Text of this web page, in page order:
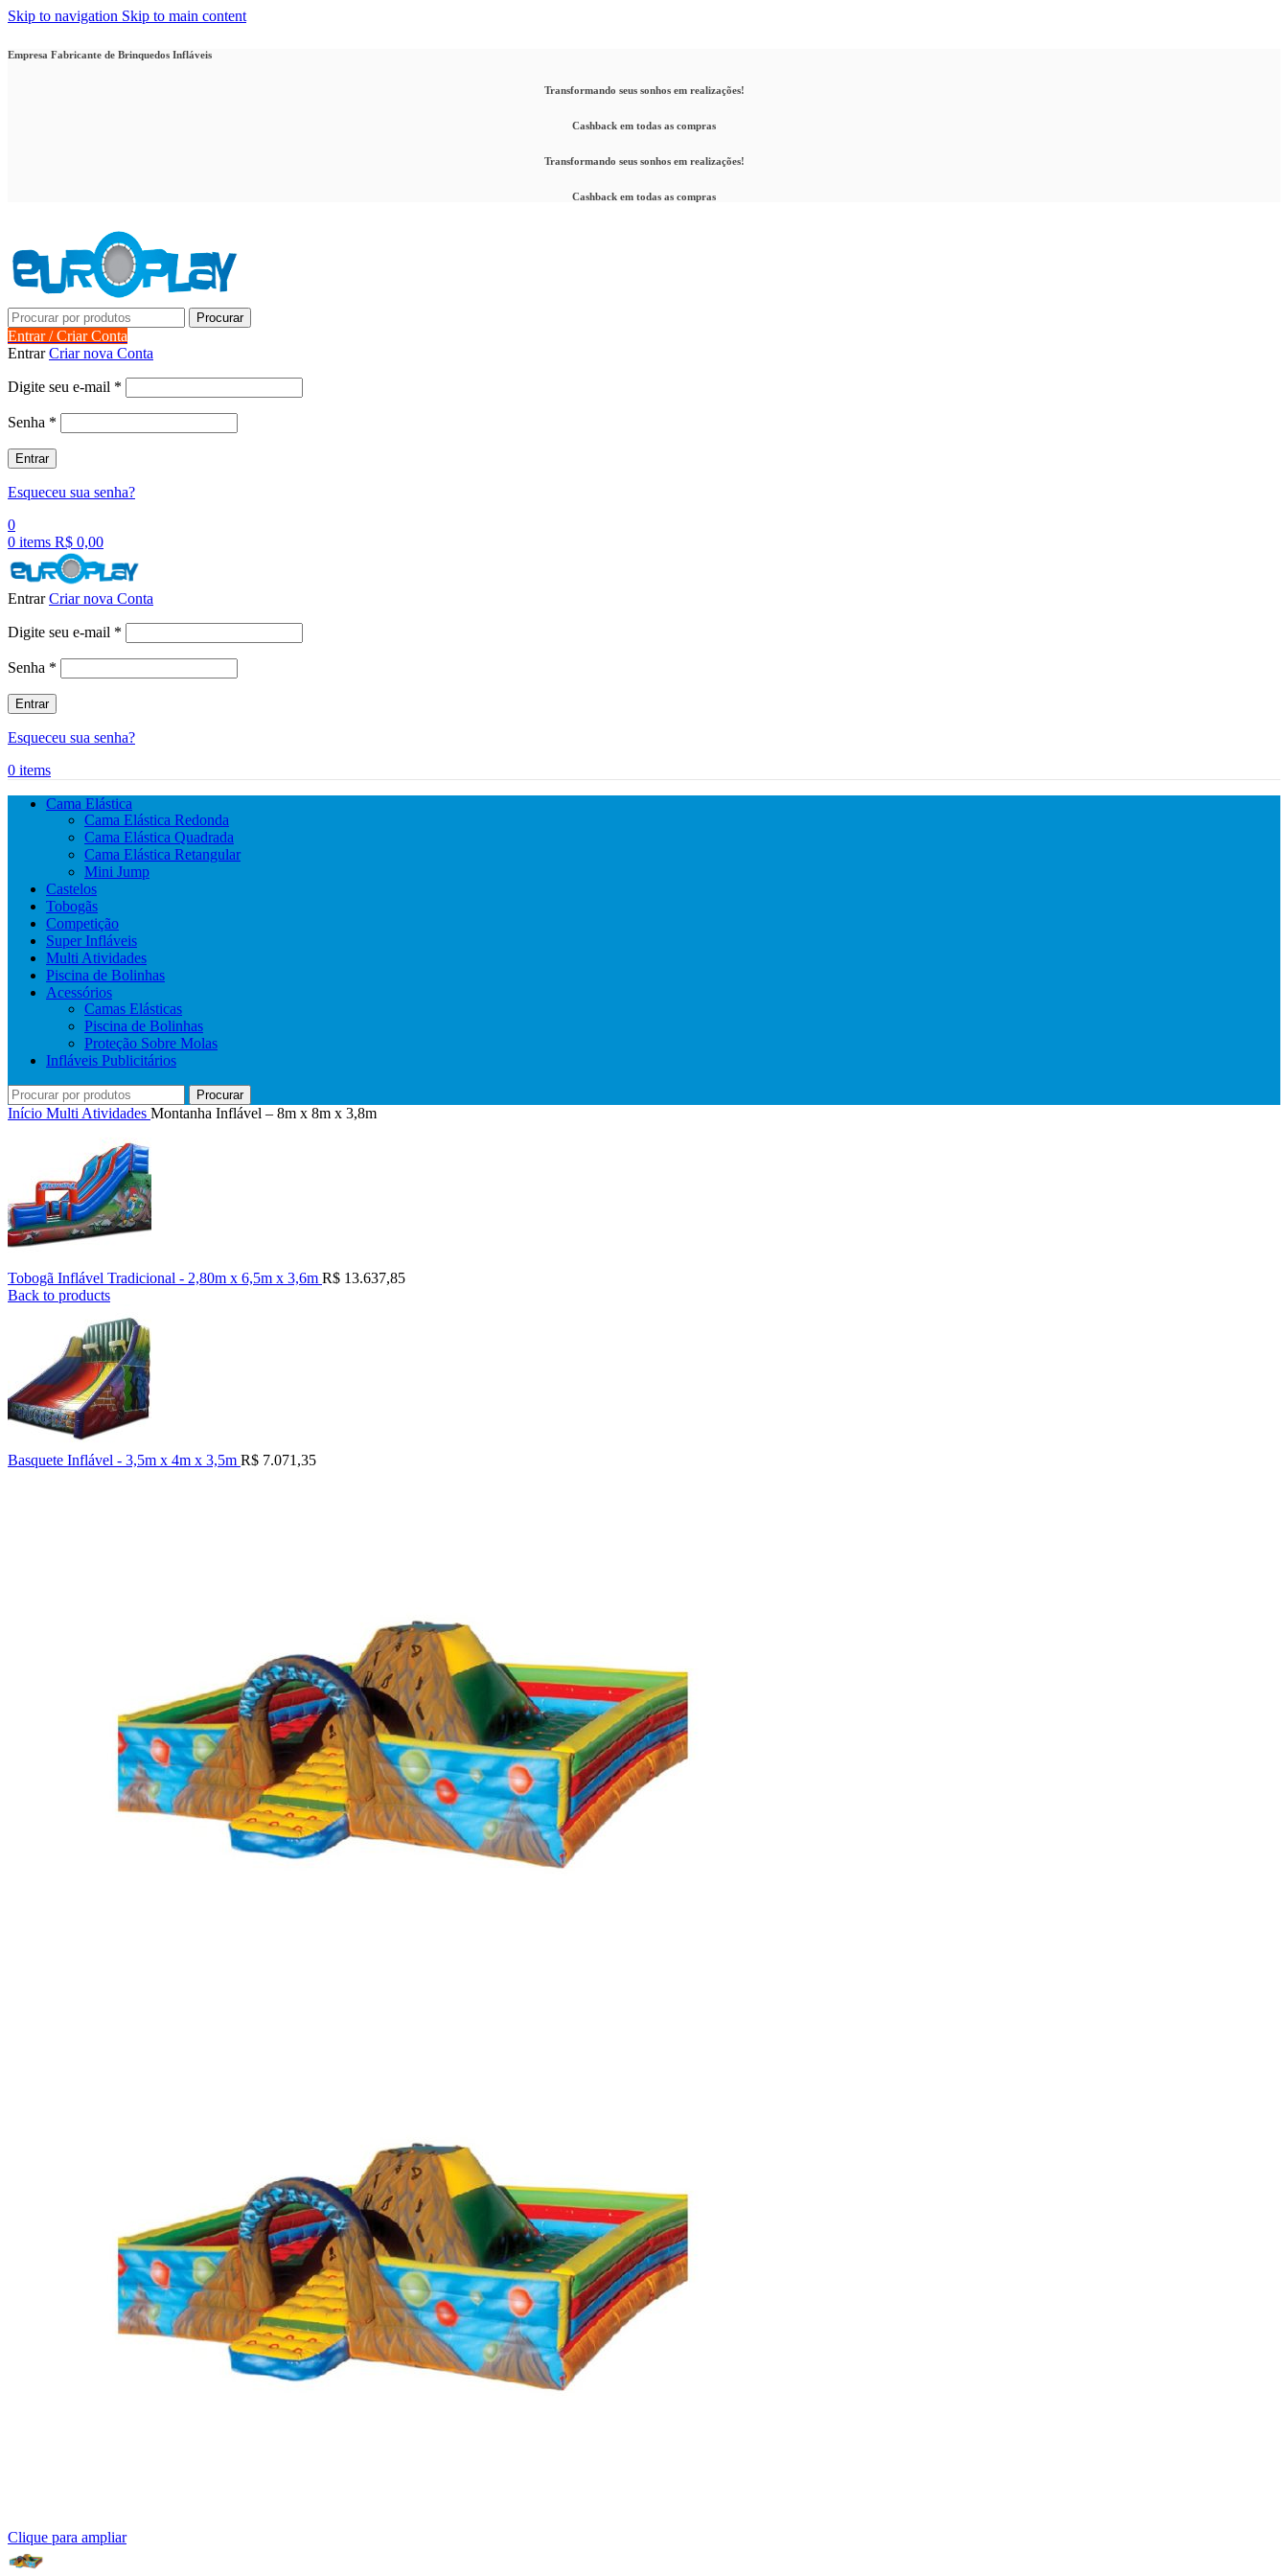
Skip to navigation Skip to main content
Empresa Fabricante de Brinquedos Infláveis
Transformando seus sonhos em realizações!
Cashback em todas as compras
Transformando seus sonhos em realizações!
Cashback em todas as compras
Procurar
Entrar / Criar Conta
EntrarCriar nova Conta
Digite seu e-mail *
Senha *
Entrar
Esqueceu sua senha?
0
0 items R$ 0,00
EntrarCriar nova Conta
Digite seu e-mail *
Senha *
Entrar
Esqueceu sua senha?
0 items
Cama Elástica
Cama Elástica Redonda
Cama Elástica Quadrada
Cama Elástica Retangular
Mini Jump
Castelos
Tobogãs
Competição
Super Infláveis
Multi Atividades
Piscina de Bolinhas
Acessórios
Camas Elásticas
Piscina de Bolinhas
Proteção Sobre Molas
Infláveis Publicitários
Procurar
Início Multi Atividades Montanha Inflável – 8m x 8m x 3,8m
Tobogã Inflável Tradicional - 2,80m x 6,5m x 3,6m R$ 13.637,85
Back to products
Basquete Inflável - 3,5m x 4m x 3,5m R$ 7.071,35
Clique para ampliar